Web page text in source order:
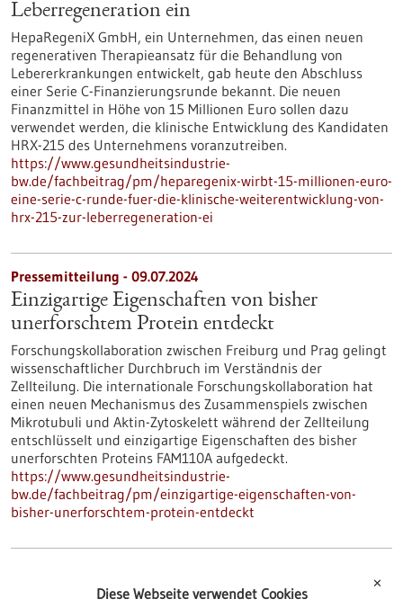
Leberregeneration ein
HepaRegeniX GmbH, ein Unternehmen, das einen neuen
regenerativen Therapieansatz für die Behandlung von
Lebererkrankungen entwickelt, gab heute den Abschluss
einer Serie C-Finanzierungsrunde bekannt. Die neuen
Finanzmittel in Höhe von 15 Millionen Euro sollen dazu
verwendet werden, die klinische Entwicklung des Kandidaten
HRX-215 des Unternehmens voranzutreiben.
https://www.gesundheitsindustrie-
bw.de/fachbeitrag/pm/heparegenix-wirbt-15-millionen-euro-
eine-serie-c-runde-fuer-die-klinische-weiterentwicklung-von-
hrx-215-zur-leberregeneration-ei
Pressemitteilung - 09.07.2024
Einzigartige Eigenschaften von bisher
unerforschtem Protein entdeckt
Forschungskollaboration zwischen Freiburg und Prag gelingt
wissenschaftlicher Durchbruch im Verständnis der
Zellteilung. Die internationale Forschungskollaboration hat
einen neuen Mechanismus des Zusammenspiels zwischen
Mikrotubuli und Aktin-Zytoskelett während der Zellteilung
entschlüsselt und einzigartige Eigenschaften des bisher
unerforschten Proteins FAM110A aufgedeckt.
https://www.gesundheitsindustrie-
bw.de/fachbeitrag/pm/einzigartige-eigenschaften-von-
bisher-unerforschtem-protein-entdeckt
Einweihung des Radiologischen
✕
Diese Webseite verwendet Cookies